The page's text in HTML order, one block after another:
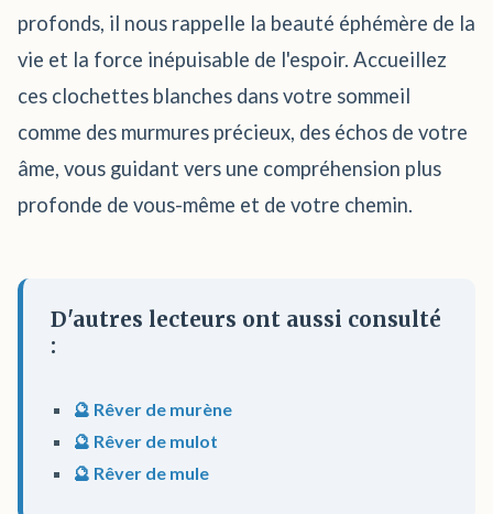
profonds, il nous rappelle la beauté éphémère de la
vie et la force inépuisable de l'espoir. Accueillez
ces clochettes blanches dans votre sommeil
comme des murmures précieux, des échos de votre
âme, vous guidant vers une compréhension plus
profonde de vous-même et de votre chemin.
D'autres lecteurs ont aussi consulté
:
🔮 Rêver de murène
🔮 Rêver de mulot
🔮 Rêver de mule